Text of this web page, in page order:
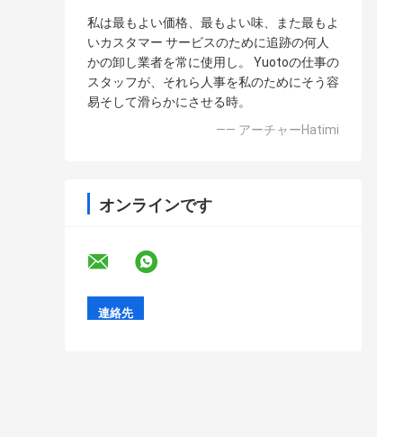
私は最もよい価格、最もよい味、また最もよ
いカスタマー サービスのために追跡の何人
かの卸し業者を常に使用し。 Yuotoの仕事の
スタッフが、それら人事を私のためにそう容
易そして滑らかにさせる時。
—— アーチャーHatimi
オンラインです